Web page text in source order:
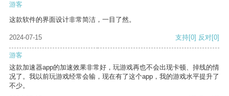
游客
这款软件的界面设计非常简洁，一目了然。
2024-07-15 支持[0] 反对[0]
游客
这款加速器app的加速效果非常好，玩游戏再也不会出现卡顿、掉线的情
况了。我以前玩游戏经常会输，现在有了这个app，我的游戏水平提升了
不少。